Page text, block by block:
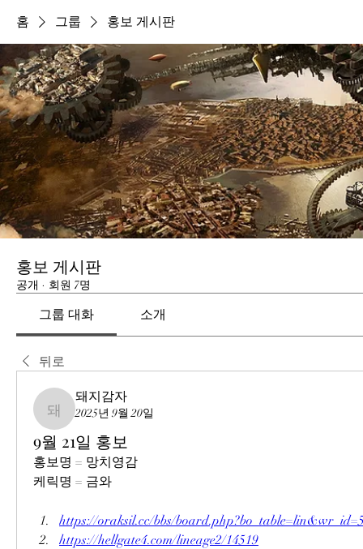
홈 그룹 홍보 게시판
홍보 게시판
공개 · 회원 7명
그룹 대화 소개
뒤로
돼지감자
돼지감자
2025년 9월 20일
9월 21일 홍보
홍보명 = 망치영감
케릭명 = 금와
https://oraksil.cc/bbs/
https://hellgate4.com/lineage2/14519